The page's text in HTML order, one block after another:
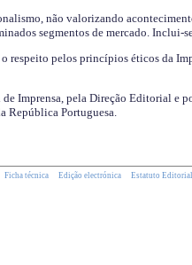
não valorizando
segmentos de mercado.
respeito pelos princípios éticos da
Imprensa, pela Direção Editorial e
República Portuguesa.
Ficha técnica Edição electrónica Estatuto Editorial